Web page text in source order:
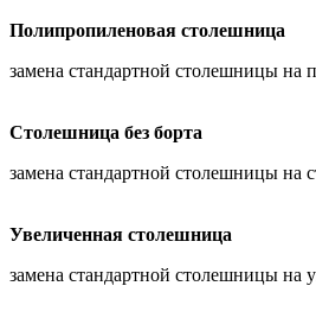
Полипропиленовая столешница
замена стандартной столешницы на
Столешница без борта
замена стандартной столешницы на
Увеличенная столешница
замена стандартной столешницы на